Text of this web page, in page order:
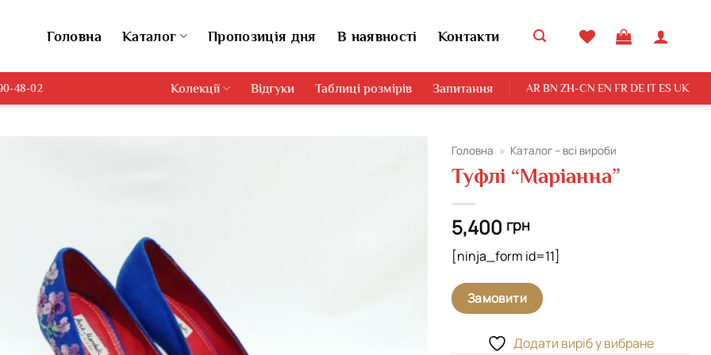
Головна Каталог Пропозиція дня В наявності Контакти
48-02 Колекції Відгуки Таблиці розмірів Запитання AR BN ZH-CN EN FR DE IT ES UK
Головна » Каталог – всі вироби
Туфлі “Маріанна”
5,400 грн
[ninja_form id=11]
Замовити
Додати виріб у вибране